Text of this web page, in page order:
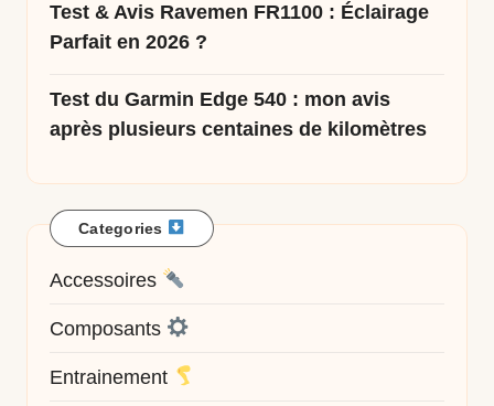
Test & Avis Ravemen FR1100 : Éclairage
Parfait en 2026 ?
Test du Garmin Edge 540 : mon avis
après plusieurs centaines de kilomètres
Categories
Accessoires
Composants
Entrainement